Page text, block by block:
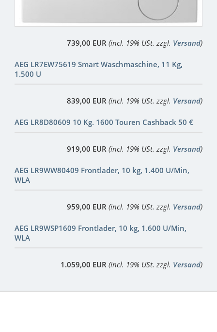
739,00 EUR (incl. 19% USt. zzgl. Versand)
AEG LR7EW75619 Smart Waschmaschine, 11 Kg,
1.500 U
839,00 EUR (incl. 19% USt. zzgl. Versand)
AEG LR8D80609 10 Kg. 1600 Touren Cashback 50 €
919,00 EUR (incl. 19% USt. zzgl. Versand)
AEG LR9WW80409 Frontlader, 10 kg, 1.400 U/Min,
WLA
959,00 EUR (incl. 19% USt. zzgl. Versand)
AEG LR9WSP1609 Frontlader, 10 kg, 1.600 U/Min,
WLA
1.059,00 EUR (incl. 19% USt. zzgl. Versand)